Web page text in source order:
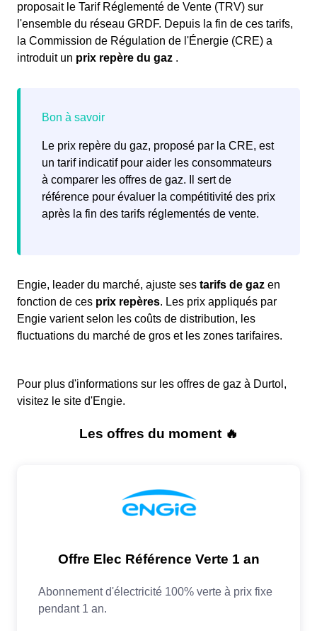
proposait le Tarif Réglementé de Vente (TRV) sur
l'ensemble du réseau GRDF. Depuis la fin de ces tarifs,
la Commission de Régulation de l'Énergie (CRE) a
introduit un prix repère du gaz .
Le prix repère du gaz, proposé par la CRE, est
un tarif indicatif pour aider les consommateurs
à comparer les offres de gaz. Il sert de
référence pour évaluer la compétitivité des prix
après la fin des tarifs réglementés de vente.
Engie, leader du marché, ajuste ses tarifs de gaz en
fonction de ces prix repères. Les prix appliqués par
Engie varient selon les coûts de distribution, les
fluctuations du marché de gros et les zones tarifaires.
Pour plus d'informations sur les offres de gaz à Durtol,
visitez le site d'Engie.